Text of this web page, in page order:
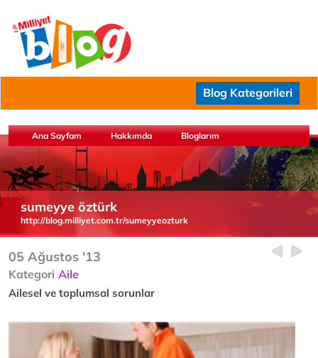
Blog Kategorileri
Ana Sayfam Hakkımda Bloglarım
sumeyye öztürk
http://blog.milliyet.com.tr/sumeyyeozturk
05 Ağustos '13
Kategori Aile
Ailesel ve toplumsal sorunlar